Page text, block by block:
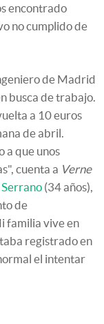
encontrado
no cumplido de
de Madrid
busca de trabajo.
a 10 euros
de abril.
a que unos
cuenta a Verne
(34 años),
de
familia vive en
registrado en
el intentar